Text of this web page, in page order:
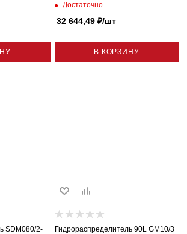
Достаточно
32 644,49₽/шт
В КОРЗИНУ
SDM080/2-
Гидрораспределитель 90L GM10/3